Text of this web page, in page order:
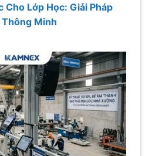
Cho Lớp Học: Giải Pháp
Thông Minh